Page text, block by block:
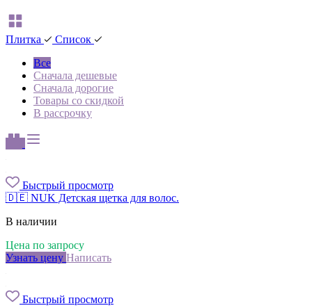
Плитка
Список
Все
Сначала дешевые
Сначала дорогие
Товары со скидкой
В рассрочку
Быстрый просмотр
🇩🇪 NUK Детская щетка для волос.
В наличии
Цена по запросу
Узнать цену Написать
Быстрый просмотр